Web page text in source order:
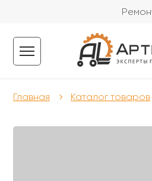
Главная Каталог товаров